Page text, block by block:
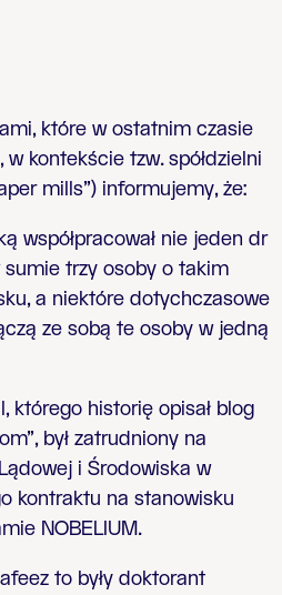
które w ostatnim czasie
kontekście tzw. spółdzielni
mills”) informujemy, że:
współpracował nie jeden dr
trzy osoby o takim
a niektóre dotychczasowe
ze sobą te osoby w jedną
którego historię opisał blog
był zatrudniony na
i Środowiska w
kontraktu na stanowisku
NOBELIUM.
to były doktorant